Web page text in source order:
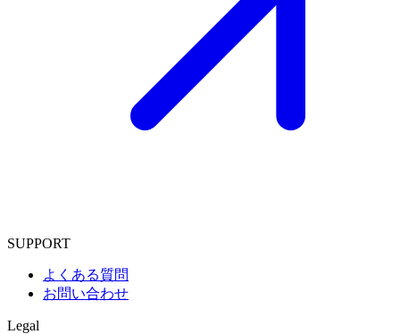
SUPPORT
よくある質問
お問い合わせ
Legal